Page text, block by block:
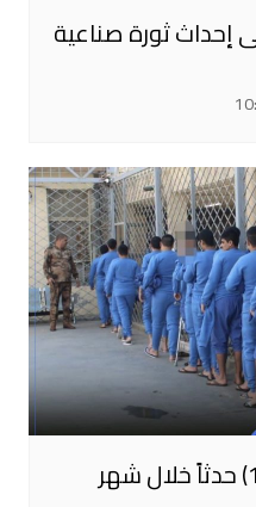
إحداث ثورة صناعية
العدل: إطلاق سراح (189) حدثاً خلال شهر